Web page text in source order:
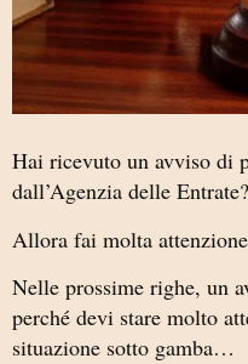
Hai ricevuto un avviso di
dall’Agenzia delle Entrate?
Allora fai molta
Nelle prossime righe, un
perché devi stare molto
situazione sotto gamba…